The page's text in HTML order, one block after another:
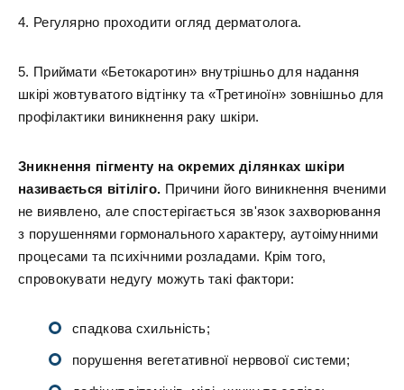
4. Регулярно проходити огляд дерматолога.
5. Приймати «Бетокаротин» внутрішньо для надання
шкірі жовтуватого відтінку та «Третиноїн» зовнішньо для
профілактики виникнення раку шкіри.
Зникнення пігменту на окремих ділянках шкіри
називається вітіліго. Причини його виникнення вченими
не виявлено, але спостерігається зв'язок захворювання
з порушеннями гормонального характеру, аутоімунними
процесами та психічними розладами. Крім того,
спровокувати недугу можуть такі фактори:
спадкова схильність;
порушення вегетативної нервової системи;